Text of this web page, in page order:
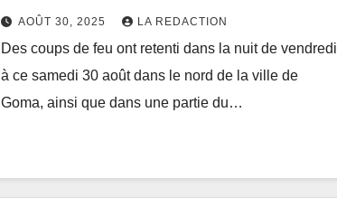
Goma
AOÛT 30, 2025 LA REDACTION
Des coups de feu ont retenti dans la nuit de vendredi
à ce samedi 30 août dans le nord de la ville de
Goma, ainsi que dans une partie du…